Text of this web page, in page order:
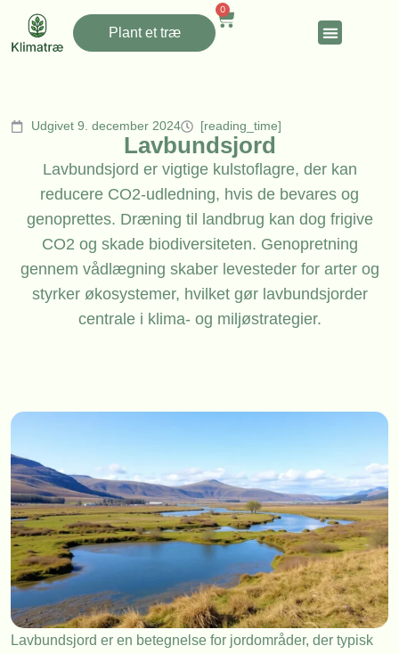
Plant et træ
0
Udgivet 9. december 2024 [reading_time]
Lavbundsjord
Lavbundsjord er vigtige kulstoflagre, der kan
reducere CO2-udledning, hvis de bevares og
genoprettes. Dræning til landbrug kan dog frigive
CO2 og skade biodiversiteten. Genopretning
gennem vådlægning skaber levesteder for arter og
styrker økosystemer, hvilket gør lavbundsjorder
centrale i klima- og miljøstrategier.
Lavbundsjord er en betegnelse for jordområder, der typisk